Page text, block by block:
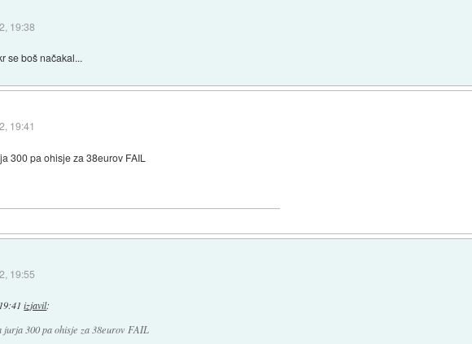
19:38
se boš načakal...
19:41
300 pa ohisje za 38eurov FAIL
19:55
izjavil:
jurja 300 pa ohisje za 38eurov FAIL